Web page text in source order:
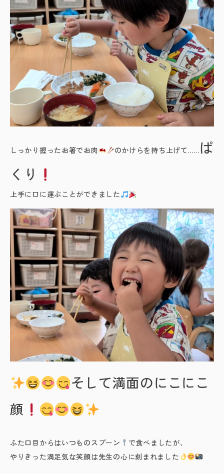
しっかり握ったお箸でお肉 のかけらを持ち上げて…… ぱ
くり
上手に口に運ぶことができました
そして満面のにこにこ
顔
ふた口目からはいつものスプーン
で食べましたが、
やりきった満足気な笑顔は先生の心に刻まれました